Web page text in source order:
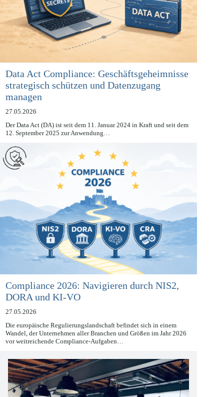
Data Act Compliance: Geschäftsgeheimnisse
strategisch schützen und Datenzugang
managen
27.05.2026
Der Data Act (DA) ist seit dem 11. Januar 2024 in Kraft und seit dem
Compliance 2026: Navigieren durch NIS2,
DORA und KI-VO
27.05.2026
Die europäische Regulierungslandschaft befindet sich in einem
Wandel, der Unternehmen aller Branchen und Größen im Jahr 2026